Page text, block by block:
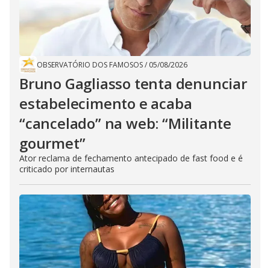
OBSERVATÓRIO DOS FAMOSOS/ 05/08/2026
Bruno Gagliasso tenta denunciar
estabelecimento e acaba
“cancelado” na web: “Militante
gourmet”
Ator reclama de fechamento antecipado de fast food e é
criticado por internautas